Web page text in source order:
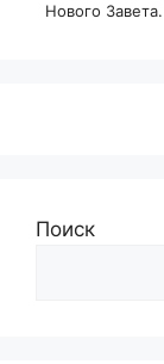
Нового Завета.
Поиск